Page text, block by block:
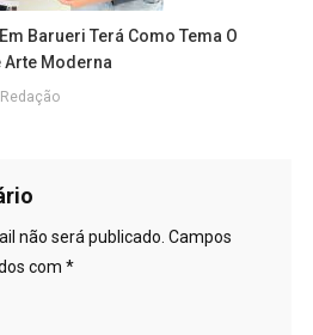
Barueri Terá Como Tema O
Arte Moderna
Redação
não será publicado. Campos
com *